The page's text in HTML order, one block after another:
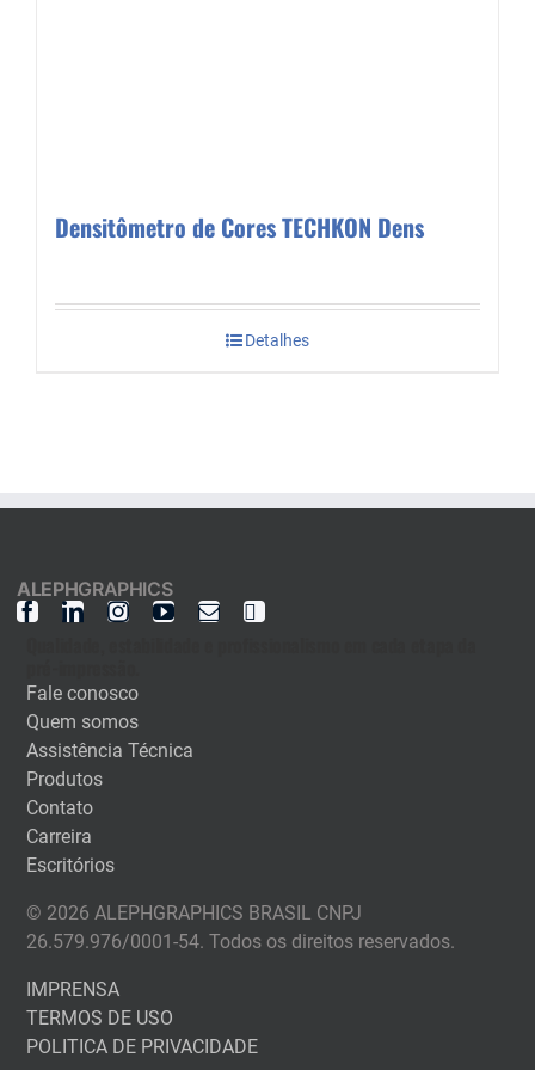
Densitômetro de Cores TECHKON Dens
Detalhes
ALEPHGRAPHICS
Fale conosco
Quem somos
Assistência Técnica
Produtos
Contato
Carreira
Escritórios
© 2026 ALEPHGRAPHICS BRASIL CNPJ
26.579.976/0001-54. Todos os direitos reservados.
IMPRENSA
TERMOS DE USO
POLITICA DE PRIVACIDADE